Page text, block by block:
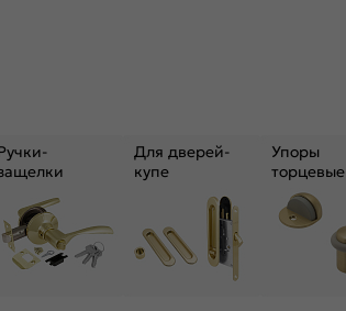
Для дверей-
купе
Упоры
торцевые